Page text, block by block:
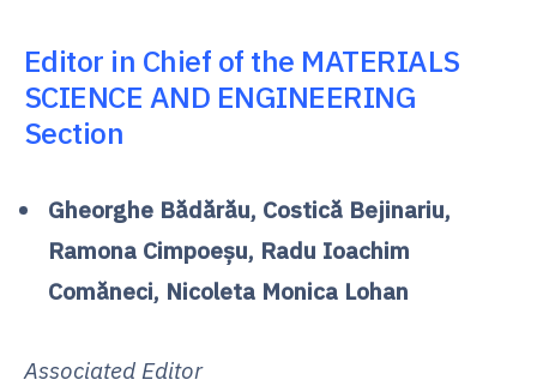
Editor in Chief of the MATERIALS
SCIENCE AND ENGINEERING
Section
Gheorghe Bădărău, Costică Bejinariu,
Ramona Cimpoeșu, Radu Ioachim
Comăneci, Nicoleta Monica Lohan
Associated Editor